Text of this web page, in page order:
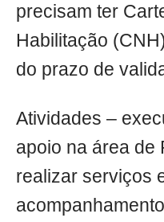
precisam ter
Habilitação
do prazo de
Atividades –
apoio na área de
realizar serviços